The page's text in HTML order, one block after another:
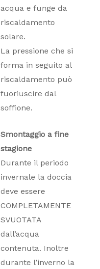
acqua e funge da
riscaldamento
solare.
La pressione che si
forma in seguito al
riscaldamento può
fuoriuscire dal
soffione.
Smontaggio a fine
stagione
Durante il periodo
invernale la doccia
deve essere
COMPLETAMENTE
SVUOTATA
dall’acqua
contenuta. Inoltre
durante l’inverno la